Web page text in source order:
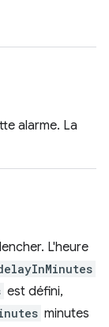
alarme. La
L'heure
est défini,
minutes